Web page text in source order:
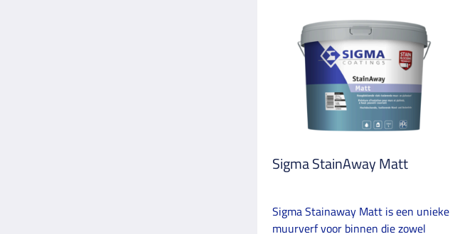
Sigma StainAway Matt
Sigma Stainaway Matt is een unieke
muurverf voor binnen die zowel